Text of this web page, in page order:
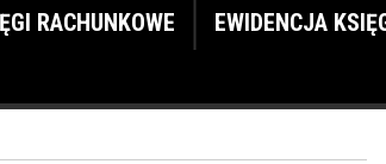
RACHUNKOWE EWIDENCJA